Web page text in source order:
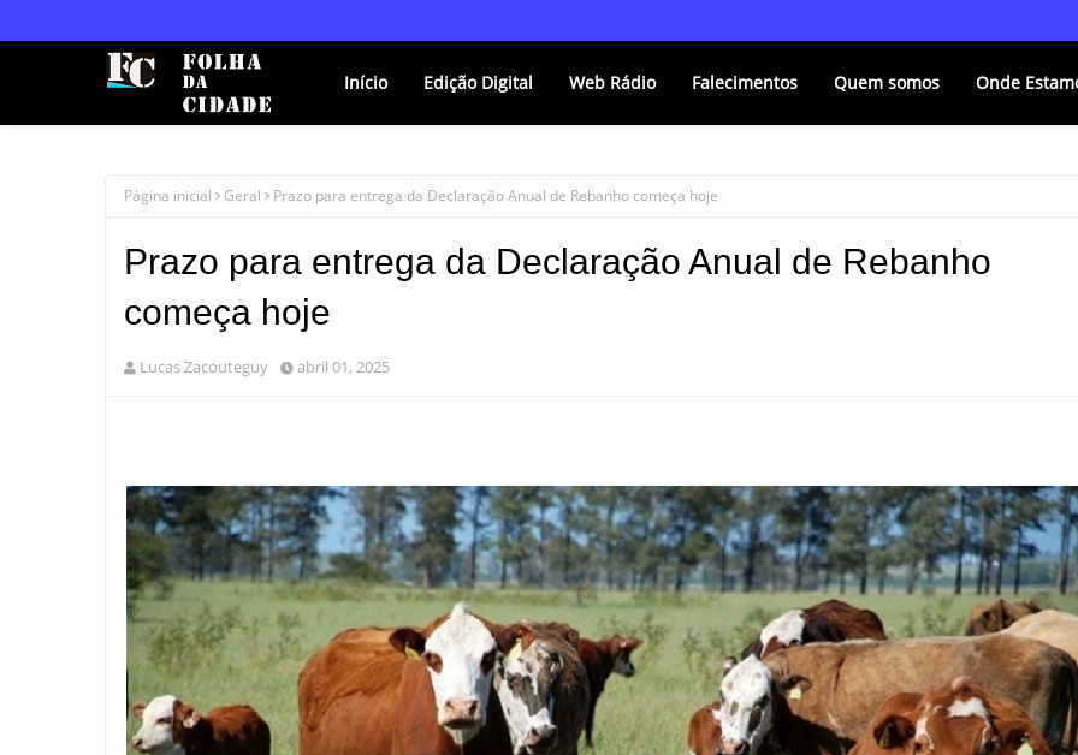
Início Edição Digital Web Rádio Falecimentos Quem somos Onde
Página inicial Geral Prazo para entrega da Declaração Anual de Rebanho começa hoje
Prazo para entrega da Declaração Anual de Rebanho
começa hoje
Lucas Zacouteguy abril 01, 2025